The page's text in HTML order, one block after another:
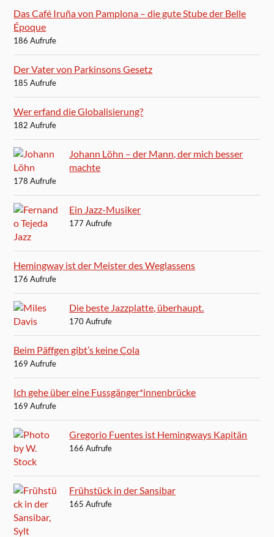
Das Café Iruña von Pamplona – die gute Stube der Belle
Époque
186 Aufrufe
Der Vater von Parkinsons Gesetz
185 Aufrufe
Wer erfand die Globalisierung?
182 Aufrufe
Johann Löhn – der Mann, der mich besser
machte
178 Aufrufe
Ein Jazz-Musiker
177 Aufrufe
Hemingway ist der Meister des Weglassens
176 Aufrufe
Die beste Jazzplatte, überhaupt.
170 Aufrufe
Beim Päffgen gibt’s keine Cola
169 Aufrufe
Ich gehe über eine Fussgänger*innenbrücke
169 Aufrufe
Gregorio Fuentes ist Hemingways Kapitän
166 Aufrufe
Frühstück in der Sansibar
165 Aufrufe